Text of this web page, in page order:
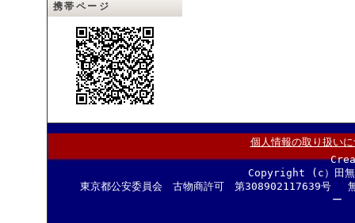
携帯ページ
個人情報の取り扱い
Copyright (c）田
東京都公安委員会 古物商許可 第308902117639号